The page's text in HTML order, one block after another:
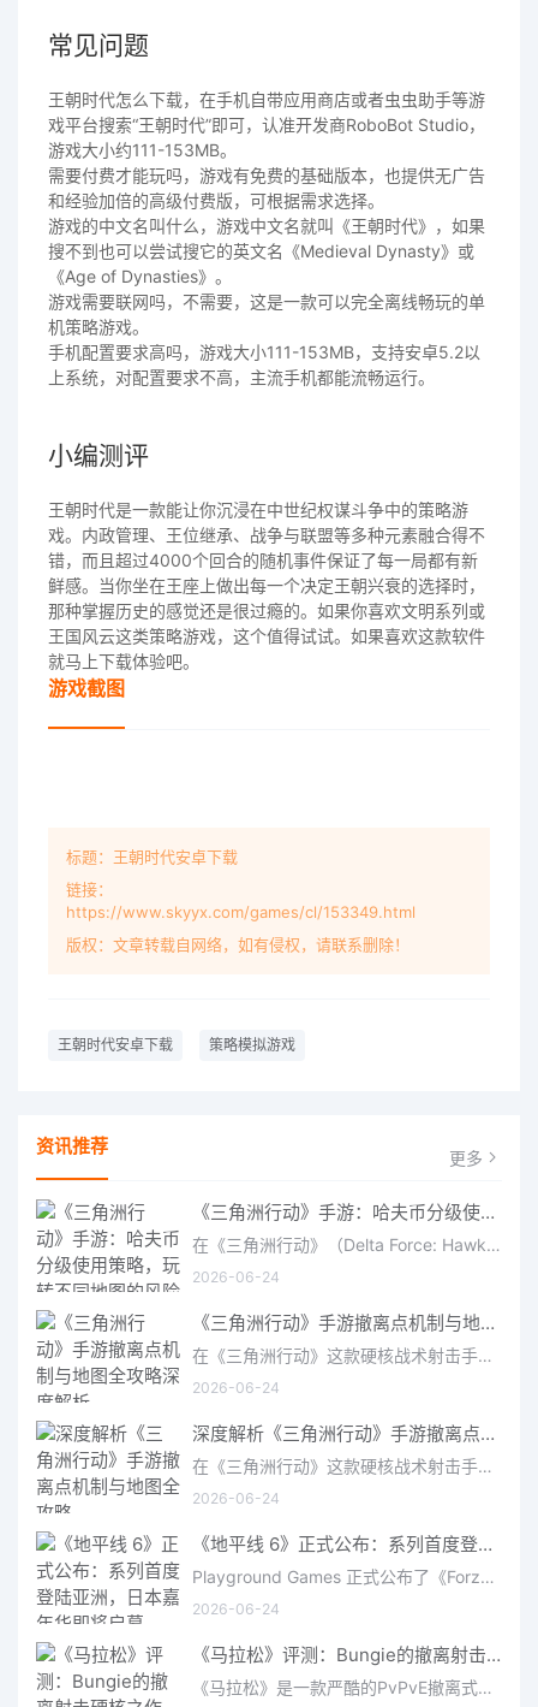
常见问题
王朝时代怎么下载，在手机自带应用商店或者虫虫助手等游
戏平台搜索“王朝时代”即可，认准开发商RoboBot Studio，
游戏大小约111-153MB。
需要付费才能玩吗，游戏有免费的基础版本，也提供无广告
和经验加倍的高级付费版，可根据需求选择。
游戏的中文名叫什么，游戏中文名就叫《王朝时代》，如果
搜不到也可以尝试搜它的英文名《Medieval Dynasty》或
《Age of Dynasties》。
游戏需要联网吗，不需要，这是一款可以完全离线畅玩的单
机策略游戏。
手机配置要求高吗，游戏大小111-153MB，支持安卓5.2以
上系统，对配置要求不高，主流手机都能流畅运行。
小编测评
王朝时代是一款能让你沉浸在中世纪权谋斗争中的策略游
戏。内政管理、王位继承、战争与联盟等多种元素融合得不
错，而且超过4000个回合的随机事件保证了每一局都有新
鲜感。当你坐在王座上做出每一个决定王朝兴衰的选择时，
那种掌握历史的感觉还是很过瘾的。如果你喜欢文明系列或
王国风云这类策略游戏，这个值得试试。如果喜欢这款软件
就马上下载体验吧。
游戏截图
标题：王朝时代安卓下载
链接：
https://www.skyyx.com/games/cl/153349.html
版权：文章转载自网络，如有侵权，请联系删除！
王朝时代安卓下载 策略模拟游戏
资讯推荐 更多
《三角洲行动》手游：哈夫币分级使用策略，玩转不同地图的风险与回报
在《三角洲行动》（Delta Force: Hawk Ops）“烽火地带”模式中，地图被划分为“普通”、“机密”和“绝密”三个
2026-06-24
《三角洲行动》手游撤离点机制与地图全攻略深度解析
在《三角洲行动》这款硬核战术射击手游中，撤离是每位干员行动的核心目标。无论你在战场中搜刮了多少高价值物
2026-06-24
深度解析《三角洲行动》手游撤离点机制与地图全攻略
在《三角洲行动》这款硬核战术射击手游中，撤离是每位干员行动的核心目标。无论你在战场中搜刮了多少高价值物
2026-06-24
《地平线 6》正式公布：系列首度登陆亚洲，日本嘉年华即将启幕
Playground Games 正式公布了《Forza Horizon 6》，这次备受赞誉的地平线嘉年华将首次驶入亚洲，落户日本。玩家
2026-06-24
《马拉松》评测：Bungie的撤离射击硬核之作——痛苦是入场券，回报是顶级的
《马拉松》是一款严酷的PvPvE撤离式射击游戏，现已登陆PS5、Xbox Series X/S和PC。它继承了Bungie上世纪90年